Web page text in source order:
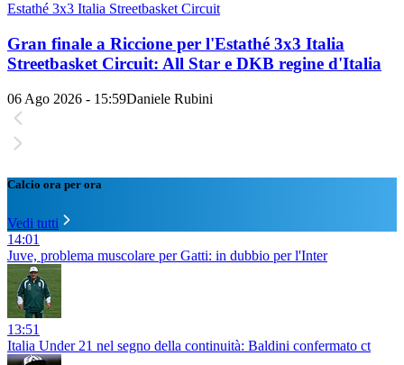
Estathé 3x3 Italia Streetbasket Circuit
Gran finale a Riccione per l'Estathé 3x3 Italia
Streetbasket Circuit: All Star e DKB regine d'Italia
06 Ago 2026 - 15:59Daniele Rubini
Calcio ora per ora
Vedi tutti
14:01
Juve, problema muscolare per Gatti: in dubbio per l'Inter
13:51
Italia Under 21 nel segno della continuità: Baldini confermato ct